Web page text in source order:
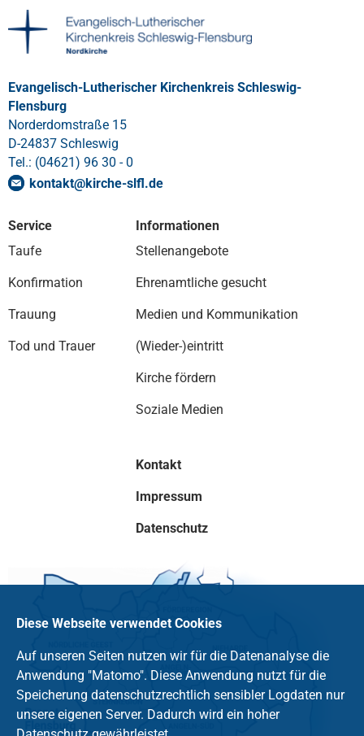
Evangelisch-Lutherischer Kirchenkreis Schleswig-
Flensburg
Norderdomstraße 15
D-24837 Schleswig
Tel.: (04621) 96 30 - 0
kontakt@kirche-slfl.de
Service
Taufe
Konfirmation
Trauung
Tod und Trauer
Informationen
Stellenangebote
Ehrenamtliche gesucht
Medien und Kommunikation
(Wieder-)eintritt
Kirche fördern
Soziale Medien
Kontakt
Impressum
Datenschutz
Diese Webseite verwendet Cookies
Auf unseren Seiten nutzen wir für die Datenanalyse die
Anwendung "Matomo". Diese Anwendung nutzt für die
Speicherung datenschutzrechtlich sensibler Logdaten nur
unsere eigenen Server. Dadurch wird ein hoher